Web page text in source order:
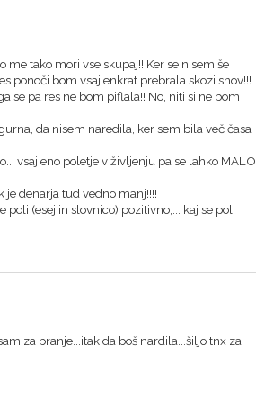
me tako mori vse skupaj!! Ker se nisem še
ponoči bom vsaj enkrat prebrala skozi snov!!!
se pa res ne bom piflala!! No, niti si ne bom
da nisem naredila, ker sem bila več časa
vsaj eno poletje v življenju pa se lahko MALO
je denarja tud vedno manj!!!!
(esej in slovnico) pozitivno,... kaj se pol
za branje...itak da boš nardila...šiljo tnx za